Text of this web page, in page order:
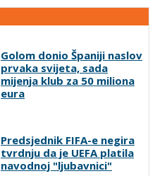
prvaka svijeta, sada
mijenja klub za 50 miliona
eura